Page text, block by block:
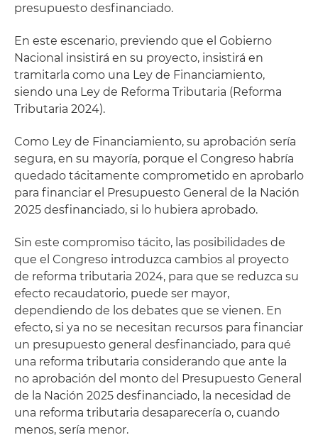
presupuesto desfinanciado.
En este escenario, previendo que el Gobierno
Nacional insistirá en su proyecto, insistirá en
tramitarla como una Ley de Financiamiento,
siendo una Ley de Reforma Tributaria (Reforma
Tributaria 2024).
Como Ley de Financiamiento, su aprobación sería
segura, en su mayoría, porque el Congreso habría
quedado tácitamente comprometido en aprobarlo
para financiar el Presupuesto General de la Nación
2025 desfinanciado, si lo hubiera aprobado.
Sin este compromiso tácito, las posibilidades de
que el Congreso introduzca cambios al proyecto
de reforma tributaria 2024, para que se reduzca su
efecto recaudatorio, puede ser mayor,
dependiendo de los debates que se vienen. En
efecto, si ya no se necesitan recursos para financiar
un presupuesto general desfinanciado, para qué
una reforma tributaria considerando que ante la
no aprobación del monto del Presupuesto General
de la Nación 2025 desfinanciado, la necesidad de
una reforma tributaria desaparecería o, cuando
menos, sería menor.